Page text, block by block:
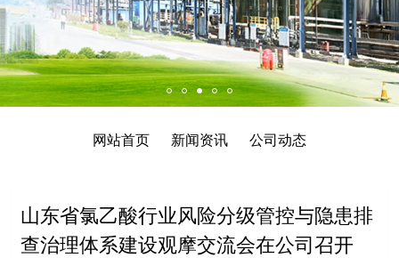
网站首页 新闻资讯 公司动态
山东省氯乙酸行业风险分级管控与隐患排
查治理体系建设观摩交流会在公司召开